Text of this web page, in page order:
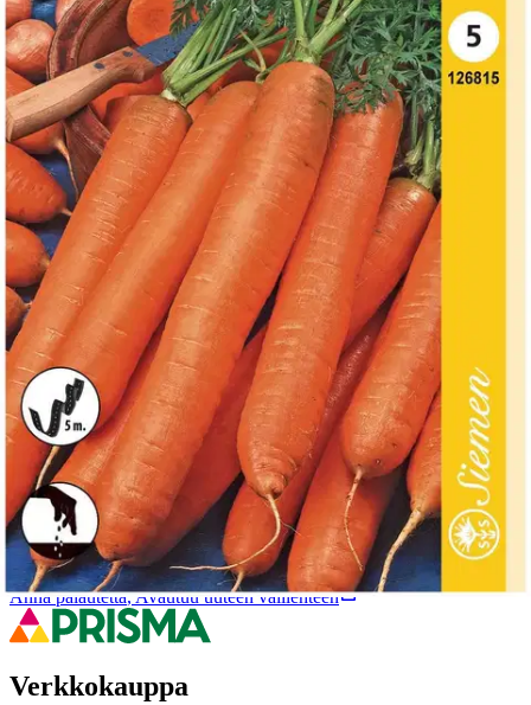
Tarkista myymäläsaatavuus
Tuotekuvaus
5 m siemennauha. Talviporkkana, säilyvä, suurijuurinen, sopii
konekorjuuseen.
Ominaisuudet
Oletko tyytyväinen tuotetietoihin?
Ovatko tuotetiedot riittävät? Jos tuotetiedoissa on puutteita tai niitä
voisi muuten parantaa, anna palautetta.
Anna palautetta,Avautuu uuteen välilehteen
Verkkokauppa